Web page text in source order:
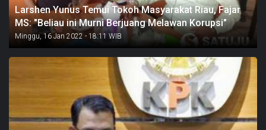
Larshen Yunus Temui Tokoh Masyarakat Riau, Fajar
MS: "Beliau ini Murni Berjuang Melawan Korupsi"
Minggu, 16 Jan 2022 - 18:11 WIB